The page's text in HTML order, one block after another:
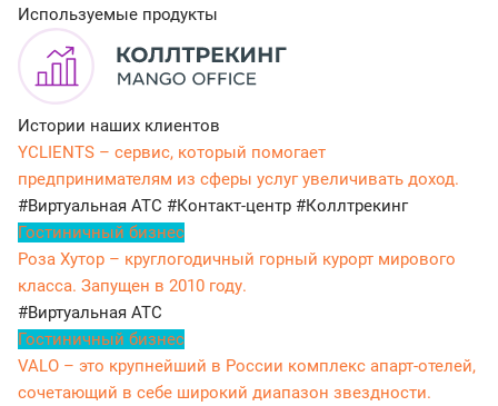
Используемые продукты
Истории наших клиентов
YCLIENTS – сервис, который помогает
предпринимателям из сферы услуг увеличивать доход.
#Виртуальная АТС #Контакт-центр #Коллтрекинг
Гостиничный бизнес
Роза Хутор – круглогодичный горный курорт мирового
класса. Запущен в 2010 году.
#Виртуальная АТС
Гостиничный бизнес
VALO – это крупнейший в России комплекс апарт-отелей,
сочетающий в себе широкий диапазон звездности.